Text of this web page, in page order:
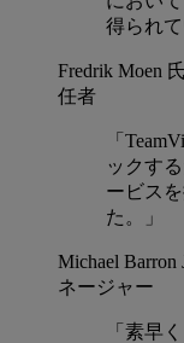
得られて
Fredrik Moen 氏
任者
「
ックす
ービス
た。」
Michael Barron
ネージャー
「素早